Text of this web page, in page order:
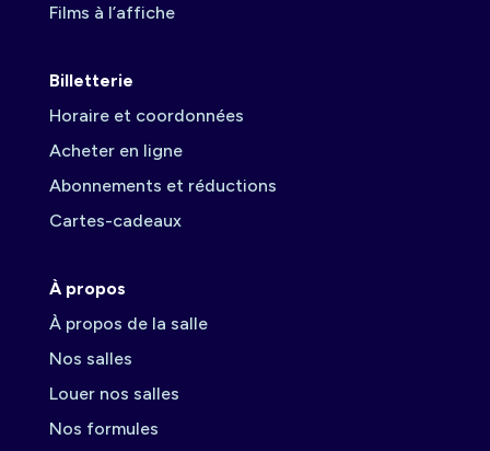
Films à l’affiche
Billetterie
Horaire et coordonnées
Acheter en ligne
Abonnements et réductions
Cartes-cadeaux
À propos
À propos de la salle
Nos salles
Louer nos salles
Nos formules